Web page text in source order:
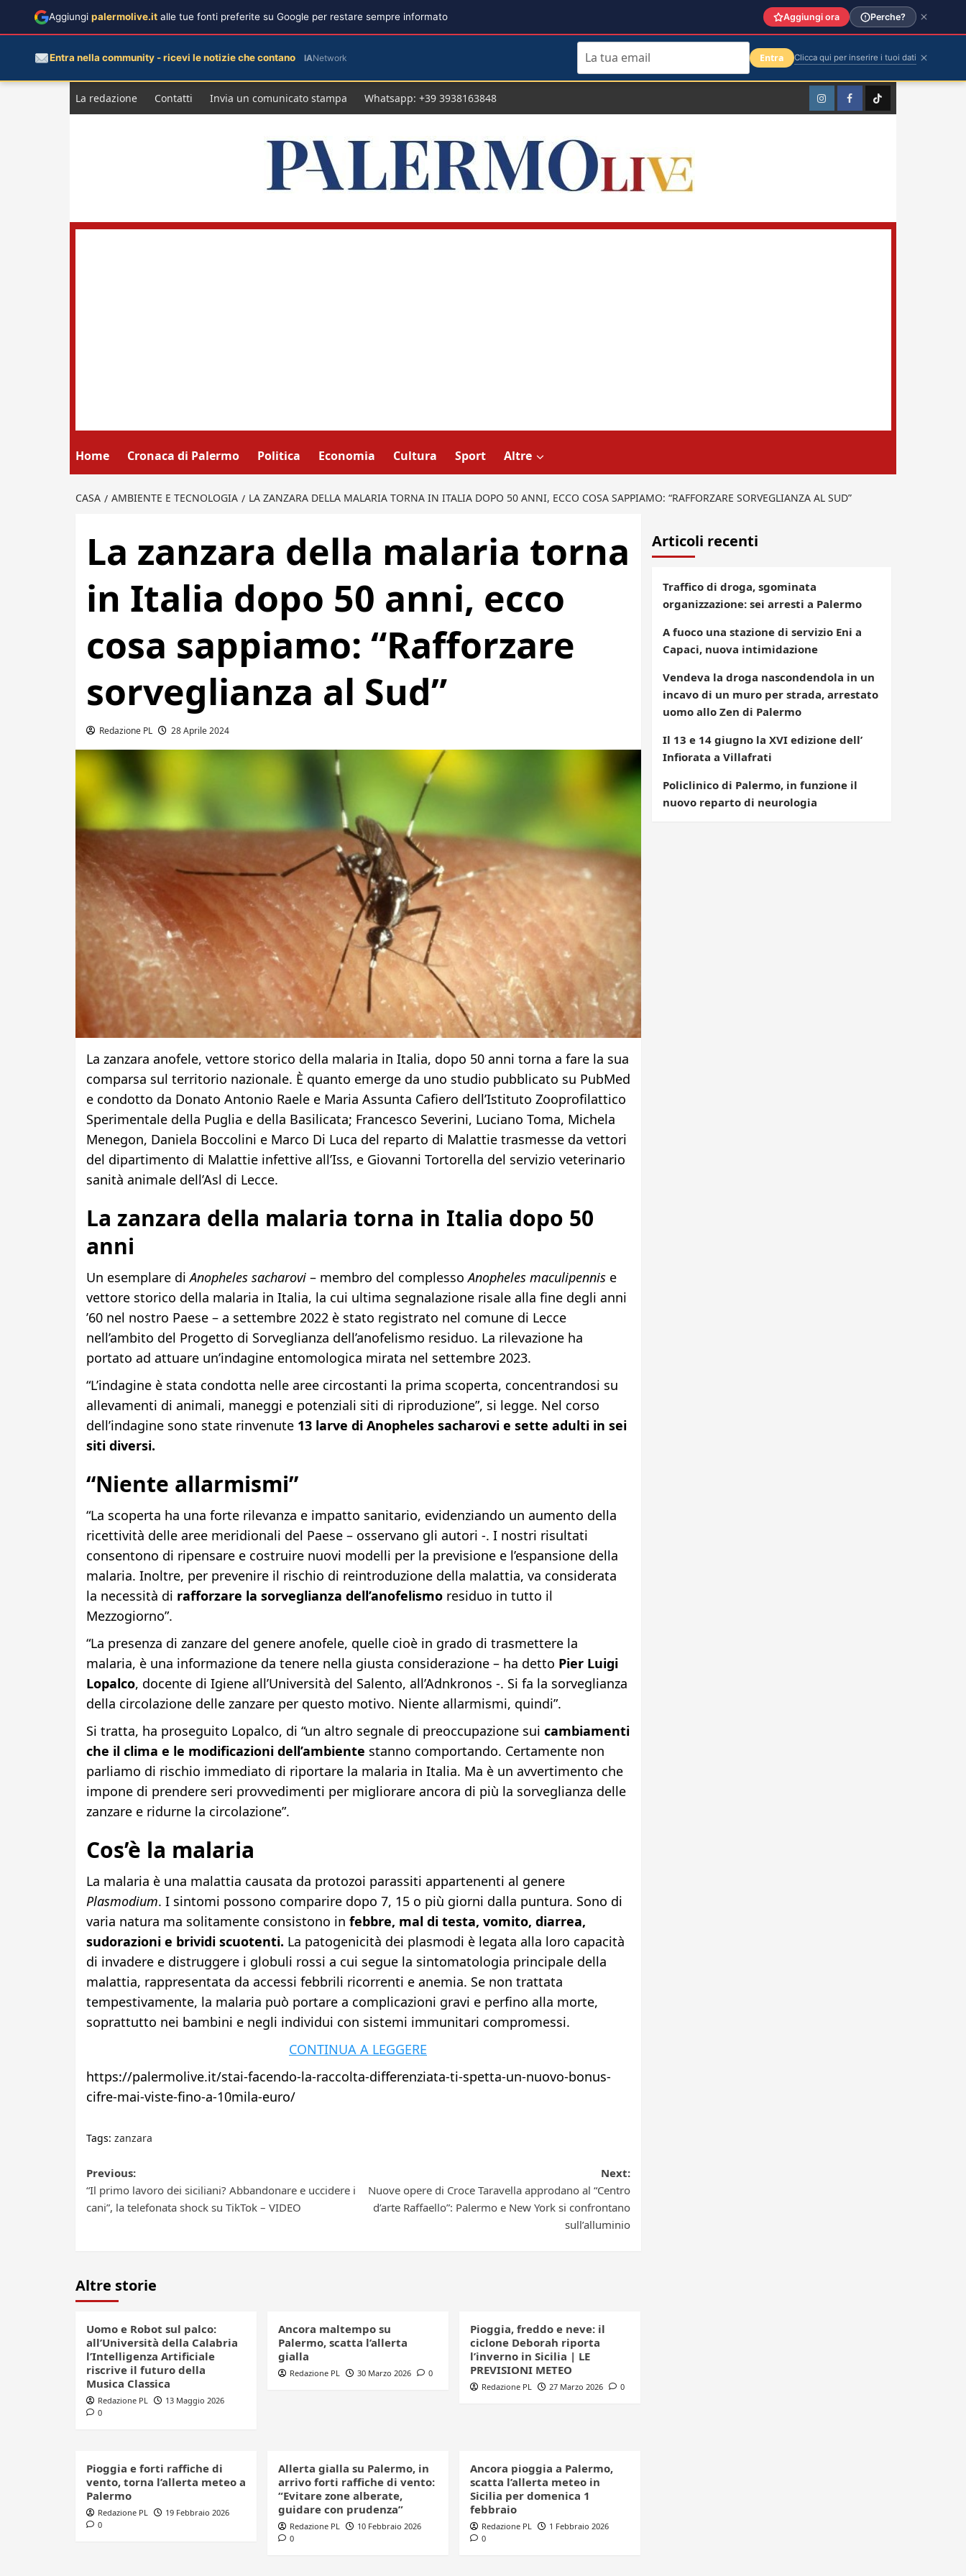
La redazione Contatti Invia un comunicato stampa Whatsapp: +39 3938163848 InstagramFacebookTikTok
Home Cronaca di Palermo Politica Economia Cultura Sport Altre
CASA AMBIENTE E TECNOLOGIA LA ZANZARA DELLA MALARIA TORNA IN ITALIA DOPO 50 ANNI, ECCO COSA SAPPIAMO: “RAFFORZARE SORVEGLIANZA AL SUD”
La zanzara della malaria torna
in Italia dopo 50 anni, ecco
cosa sappiamo: “Rafforzare
sorveglianza al Sud”
Redazione PL 28 Aprile 2024
La zanzara anofele, vettore storico della malaria in Italia, dopo 50 anni torna a fare la sua
comparsa sul territorio nazionale. È quanto emerge da uno studio pubblicato su PubMed
e condotto da Donato Antonio Raele e Maria Assunta Cafiero dell’Istituto Zooprofilattico
Sperimentale della Puglia e della Basilicata; Francesco Severini, Luciano Toma, Michela
Menegon, Daniela Boccolini e Marco Di Luca del reparto di Malattie trasmesse da vettori
del dipartimento di Malattie infettive all’Iss, e Giovanni Tortorella del servizio veterinario
sanità animale dell’Asl di Lecce.
La zanzara della malaria torna in Italia dopo 50
anni
Un esemplare di Anopheles sacharovi – membro del complessoAnopheles maculipennise
vettore storico della malaria in Italia, la cui ultima segnalazione risale alla fine degli anni
’60 nel nostro Paese – a settembre 2022 è stato registrato nel comune di Lecce
nell’ambito del Progetto di Sorveglianza dell’anofelismo residuo. La rilevazione ha
portato ad attuare un’indagine entomologica mirata nel settembre 2023.
“L’indagine è stata condotta nelle aree circostanti la prima scoperta, concentrandosi su
allevamenti di animali, maneggi e potenziali siti di riproduzione”, si legge. Nel corso
dell’indagine sono state rinvenute 13 larve di Anopheles sacharovi e sette adulti in sei
siti diversi.
“Niente allarmismi”
“La scoperta ha una forte rilevanza e impatto sanitario, evidenziando un aumento della
ricettività delle aree meridionali del Paese – osservano gli autori -. I nostri risultati
consentono di ripensare e costruire nuovi modelli per la previsione e l’espansione della
malaria. Inoltre, per prevenire il rischio di reintroduzione della malattia, va considerata
la necessità di rafforzare la sorveglianza dell’anofelismo residuo in tutto il
Mezzogiorno”.
“La presenza di zanzare del genere anofele, quelle cioè in grado di trasmettere la
malaria, è una informazione da tenere nella giusta considerazione – ha detto Pier Luigi
Lopalco, docente di Igiene all’Università del Salento, all’Adnkronos -. Si fa la sorveglianza
della circolazione delle zanzare per questo motivo. Niente allarmismi, quindi”.
Si tratta, ha proseguito Lopalco, di “un altro segnale di preoccupazione sui cambiamenti
che il clima e le modificazioni dell’ambiente stanno comportando. Certamente non
parliamo di rischio immediato di riportare la malaria in Italia. Ma è un avvertimento che
impone di prendere seri provvedimenti per migliorare ancora di più la sorveglianza delle
zanzare e ridurne la circolazione”.
Cos’è la malaria
La malaria è una malattia causata da protozoi parassiti appartenenti al genere
Plasmodium. I sintomi possono comparire dopo 7, 15 o più giorni dalla puntura. Sono di
varia natura ma solitamente consistono in febbre, mal di testa, vomito, diarrea,
sudorazioni e brividi scuotenti. La patogenicità dei plasmodi è legata alla loro capacità
di invadere e distruggere i globuli rossi a cui segue la sintomatologia principale della
malattia, rappresentata da accessi febbrili ricorrenti e anemia. Se non trattata
tempestivamente, la malaria può portare a complicazioni gravi e perfino alla morte,
soprattutto nei bambini e negli individui con sistemi immunitari compromessi.
CONTINUA A LEGGERE
https://palermolive.it/stai-facendo-la-raccolta-differenziata-ti-spetta-un-nuovo-bonus-
cifre-mai-viste-fino-a-10mila-euro/
Tags: zanzara
Post
navigation
Previous:
“Il primo lavoro dei siciliani? Abbandonare e uccidere i
cani”, la telefonata shock su TikTok – VIDEO
Next:
Nuove opere di Croce Taravella approdano al “Centro
d’arte Raffaello”: Palermo e New York si confrontano
sull’alluminio
Altre storie
Uomo e Robot sul palco:
all’Università della Calabria
l’Intelligenza Artificiale
riscrive il futuro della
Musica Classica
Redazione PL
13 Maggio 2026
0
Ancora maltempo su
Palermo, scatta l’allerta
gialla
Redazione PL 30 Marzo 2026 0
Pioggia, freddo e neve: il
ciclone Deborah riporta
l’inverno in Sicilia | LE
PREVISIONI METEO
Redazione PL 27 Marzo 2026 0
Pioggia e forti raffiche di
vento, torna l’allerta meteo a
Palermo
Redazione PL
19 Febbraio 2026
0
Allerta gialla su Palermo, in
arrivo forti raffiche di vento:
“Evitare zone alberate,
guidare con prudenza”
Redazione PL
10 Febbraio 2026
0
Ancora pioggia a Palermo,
scatta l’allerta meteo in
Sicilia per domenica 1
febbraio
Redazione PL
1 Febbraio 2026
0
Articoli recenti
Traffico di droga, sgominata
organizzazione: sei arresti a Palermo
A fuoco una stazione di servizio Eni a
Capaci, nuova intimidazione
Vendeva la droga nascondendola in un
incavo di un muro per strada, arrestato
uomo allo Zen di Palermo
Il 13 e 14 giugno la XVI edizione dell’
Infiorata a Villafrati
Policlinico di Palermo, in funzione il
nuovo reparto di neurologia
Aggiungi palermolive.it alle tue fonti preferite su Google per restare sempre informato Aggiungi ora Perche?
Entra nella community - ricevi le notizie che contano IANetwork Entra Clicca qui per inserire i tuoi dati